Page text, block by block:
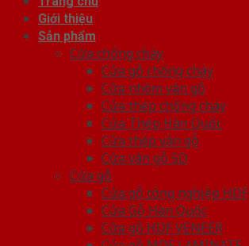
Giới thiệu
Sản phẩm
Cửa chống cháy
Cửa gỗ chống cháy
Cửa nhôm vân gỗ
Cửa thép chống cháy
Cửa Thép Hàn Quốc
Cửa thép vân gỗ
Cửa vân gỗ 5D
Cửa gỗ
Cửa gỗ công nghiệp HDF
Cửa Gỗ Hàn Quốc
Cửa gỗ HDF VENEER